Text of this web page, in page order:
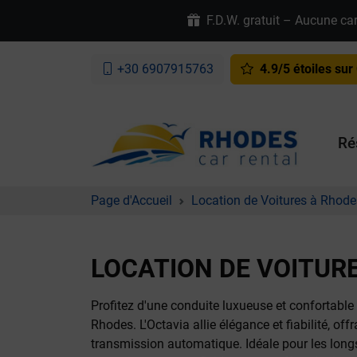
F.D.W. gratuit – Aucune
+30 6907915763 4.9/5 étoiles sur
Page d'Accueil Location de Voitures à
LOCATION DE
Profitez d'une conduite luxueuse et confortable
Rhodes. L'Octavia allie élégance et fiabilité,
transmission automatique. Idéale pour les